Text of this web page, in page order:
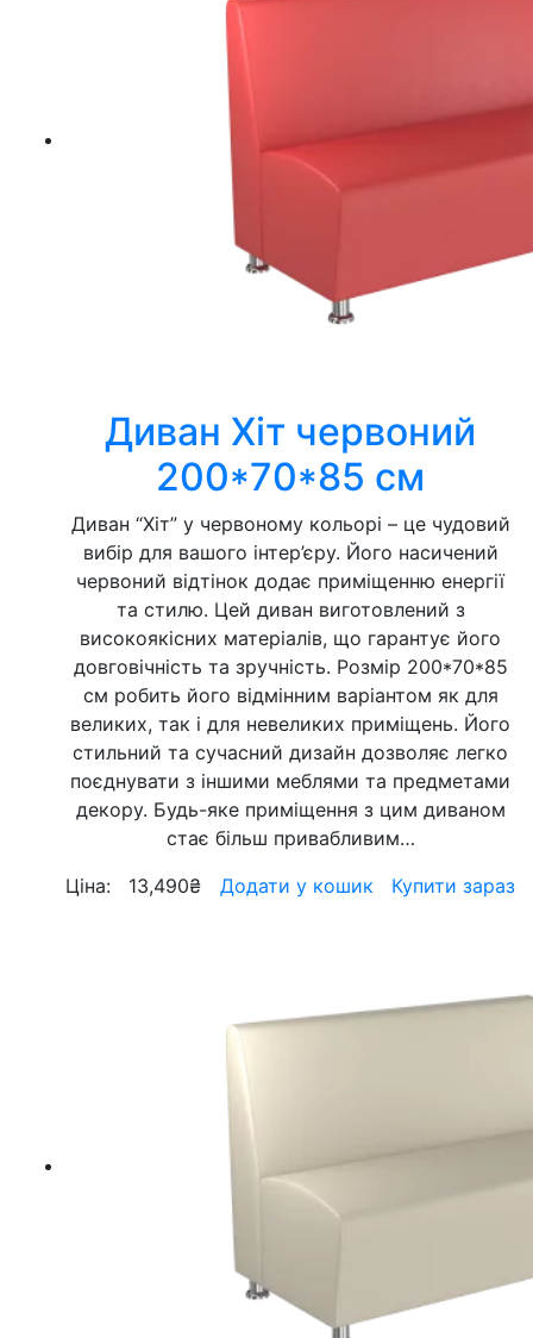
Диван Хіт червоний
200*70*85 см
Диван “Хіт” у червоному кольорі – це чудовий
вибір для вашого інтер’єру. Його насичений
червоний відтінок додає приміщенню енергії
та стилю. Цей диван виготовлений з
високоякісних матеріалів, що гарантує його
довговічність та зручність. Розмір 200*70*85
см робить його відмінним варіантом як для
великих, так і для невеликих приміщень. Його
стильний та сучасний дизайн дозволяє легко
поєднувати з іншими меблями та предметами
декору. Будь-яке приміщення з цим диваном
стає більш привабливим…
Ціна:
13,490₴ Додати у кошик Купити зараз